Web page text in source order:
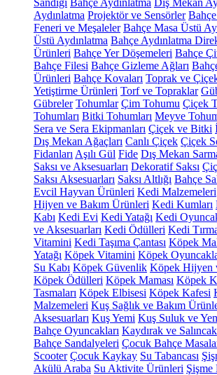
Sandığı Bahçe Aydınlatma Dış Mekan
Aydınlatma Projektör ve Sensörler
Feneri ve Meşaleler Bahçe Masa Üstü
Üstü Aydınlatma Bahçe Aydınlatma
Ürünleri Bahçe Yer Döşemeleri Bahçe
Bahçe Filesi Bahçe Gizleme Ağları
Ürünleri Bahçe Kovaları Toprak ve
Yetiştirme Ürünleri Torf ve Topraklar
Gübreler Tohumlar Çim Tohumu Çiçek
Tohumları Bitki Tohumları Meyve
Sera ve Sera Ekipmanları Çiçek ve Bitki
Dış Mekan Ağaçları Canlı Çiçek Çiçek
Fidanları Aşılı Gül Fide Dış Mekan
Saksı ve Aksesuarları Dekoratif Saksı
Saksı Aksesuarları Saksı Altlığı Bahçe
Evcil Hayvan Ürünleri Kedi Malzemeleri
Hijyen ve Bakım Ürünleri Kedi Kumları
Kabı Kedi Evi Kedi Yatağı Kedi
ve Aksesuarları Kedi Ödülleri Kedi
Vitamini Kedi Taşıma Çantası Köpek
Yatağı Köpek Vitamini Köpek
Su Kabı Köpek Güvenlik Köpek Hijyen
Köpek Ödülleri Köpek Maması Köpek
Tasmaları Köpek Elbisesi Köpek Kafesi
Malzemeleri Kuş Sağlık ve Bakım
Aksesuarları Kuş Yemi Kuş Suluk ve
Bahçe Oyuncakları Kaydırak ve Salıncak
Bahçe Sandalyeleri Çocuk Bahçe
Scooter Çocuk Kaykay Su Tabancası
Akülü Araba Su Aktivite Ürünleri Şişme